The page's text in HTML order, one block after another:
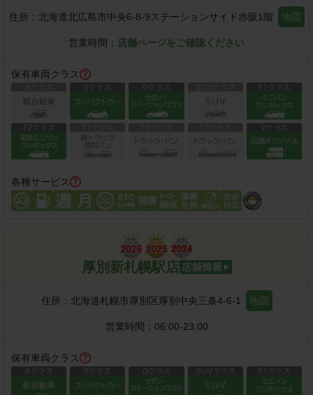
住所： 北海道北広島市中央6-8-9ステーションサイド赤阪1階 地図
営業時間： 店舗ページをご確認ください
保有車両クラス
各種サービス
厚別新札幌駅店
住所： 北海道札幌市厚別区厚別中央三条4-6-1 地図
営業時間： 06:00-23:00
保有車両クラス